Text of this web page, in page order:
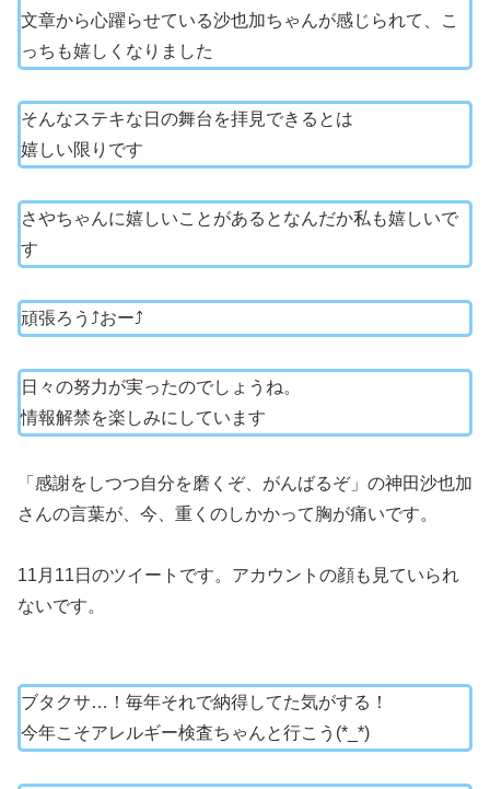
文章から心躍らせている沙也加ちゃんが感じられて、こ
っちも嬉しくなりました
そんなステキな日の舞台を拝見できるとは
嬉しい限りです
さやちゃんに嬉しいことがあるとなんだか私も嬉しいで
す
頑張ろう⤴︎おー⤴︎
日々の努力が実ったのでしょうね。
情報解禁を楽しみにしています
「感謝をしつつ自分を磨くぞ、がんばるぞ」の神田沙也加
さんの言葉が、今、重くのしかかって胸が痛いです。
11月11日のツイートです。アカウントの顔も見ていられ
ないです。
ブタクサ…！毎年それで納得してた気がする！
今年こそアレルギー検査ちゃんと行こう(*_*)